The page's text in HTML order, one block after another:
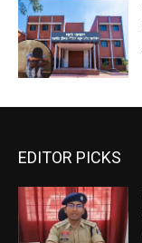
EDITOR PICKS